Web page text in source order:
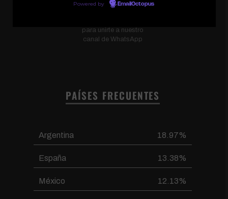
para unirte a nuestro
canal de WhatsApp
PAÍSES FRECUENTES
Argentina 18.97%
España 13.38%
México 12.13%
Powered by EmailOctopus